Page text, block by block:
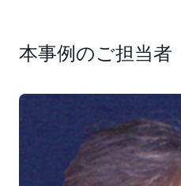
本事例のご担当者